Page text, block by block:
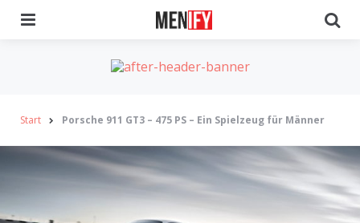
Start Porsche 911 GT3 – 475 PS – Ein Spielzeug für Männer